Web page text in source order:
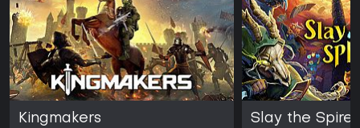
Kingmakers Slay the Spire